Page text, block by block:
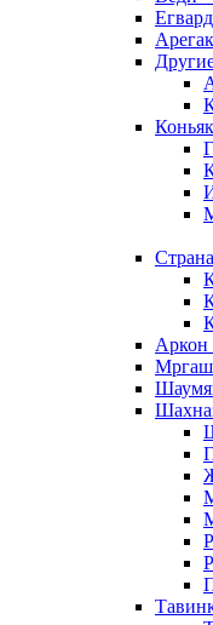
Аркон